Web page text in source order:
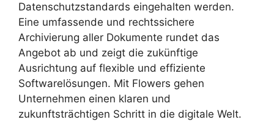
Datenschutzstandards eingehalten werden.
Eine umfassende und rechtssichere
Archivierung aller Dokumente rundet das
Angebot ab und zeigt die zukünftige
Ausrichtung auf flexible und effiziente
Softwarelösungen. Mit Flowers gehen
Unternehmen einen klaren und
zukunftsträchtigen Schritt in die digitale Welt.